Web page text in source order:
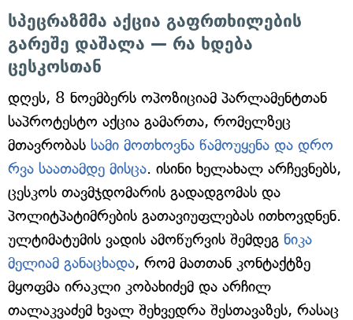
სპეცრაზმმა აქცია გაფრთხილების
გარეშე დაშალა — რა ხდება
ცესკოსთან
დღეს, 8 ნოემბერს ოპოზიციამ პარლამენტთან
საპროტესტო აქცია გამართა, რომელზეც
მთავრობას სამი მოთხოვნა წამოუყენა და დრო
რვა საათამდე მისცა. ისინი ხელახალ არჩევნებს,
ცესკოს თავმჯდომარის გადადგომას და
პოლიტპატიმრების გათავიუფლებას ითხოვდნენ.
ულტიმატუმის ვადის ამოწურვის შემდეგ ნიკა
მელიამ განაცხადა, რომ მათთან კონტაქტზე
მყოფმა ირაკლი კობახიძემ და არჩილ
თალაკვაძემ ხვალ შეხვედრა შესთავაზეს, რასაც